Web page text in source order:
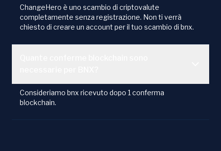
ChangeHero è uno scambio di criptovalute
completamente senza registrazione. Non ti verrà
chiesto di creare un account per il tuo scambio di bnx.
Consideriamo bnx ricevuto dopo 1 conferma
blockchain.